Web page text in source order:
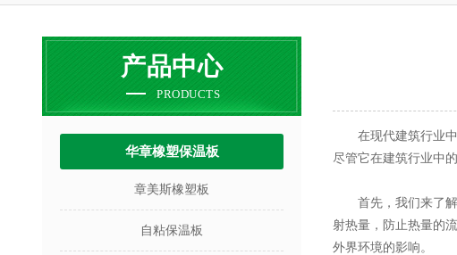
产品中心
PRODUCTS
华章橡塑保温板
章美斯橡塑板
自粘保温板
在现代建筑行业中
尽管它在建筑行业中
首先，我们来了解
射热量，防止热量的
外界环境的影响。